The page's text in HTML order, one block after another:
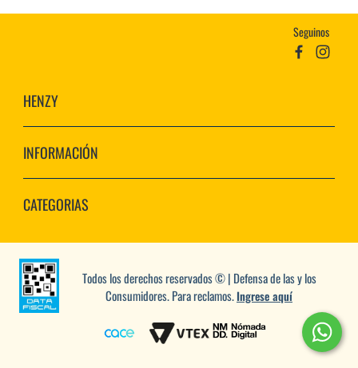
Seguinos
HENZY
INFORMACIÓN
CATEGORIAS
Todos los derechos reservados © | Defensa de las y los
Consumidores. Para reclamos.Ingrese aquí